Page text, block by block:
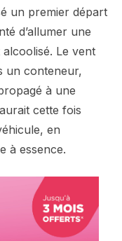
un premier départ
d’allumer une
Le vent
un conteneur,
à une
cette fois
en
à essence.